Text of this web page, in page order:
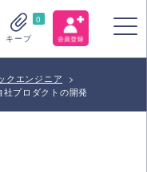
0
キープ
クエンジニア
>
プロダクトの開発